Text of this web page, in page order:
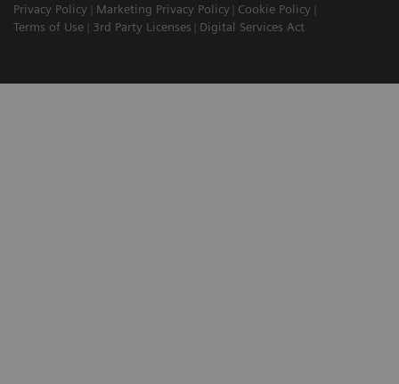
Privacy Policy
Marketing Privacy Policy
Cookie Policy
Terms of Use
3rd Party Licenses Digital Services Act